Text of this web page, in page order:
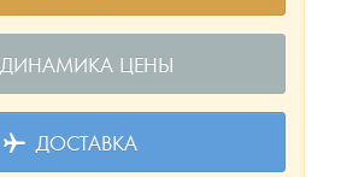
ДИНАМИКА ЦЕНЫ
ДОСТАВКА